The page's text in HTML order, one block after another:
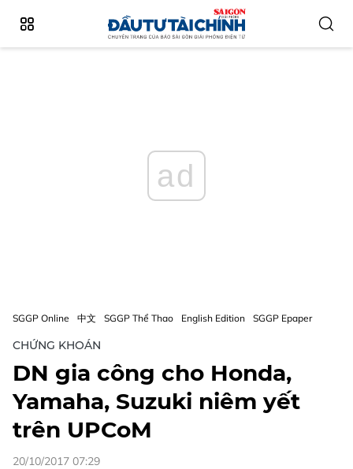
ad
SGGP Online 中文 SGGP Thể Thao English Edition SGGP Epaper
CHỨNG KHOÁN
DN gia công cho Honda,
Yamaha, Suzuki niêm yết
trên UPCoM
20/10/2017 07:29